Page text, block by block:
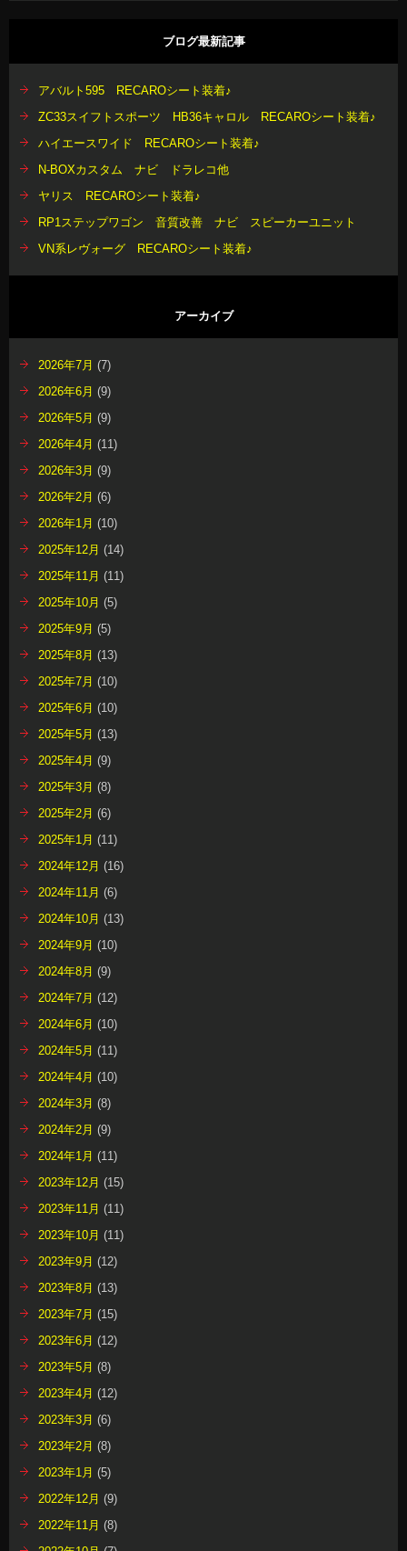
ブログ最新記事
アバルト595 RECAROシート装着♪
ZC33スイフトスポーツ HB36キャロル RECAROシート装着♪
ハイエースワイド RECAROシート装着♪
N-BOXカスタム ナビ ドラレコ他
ヤリス RECAROシート装着♪
RP1ステップワゴン 音質改善 ナビ スピーカーユニット
VN系レヴォーグ RECAROシート装着♪
アーカイブ
2026年7月 (7)
2026年6月 (9)
2026年5月 (9)
2026年4月 (11)
2026年3月 (9)
2026年2月 (6)
2026年1月 (10)
2025年12月 (14)
2025年11月 (11)
2025年10月 (5)
2025年9月 (5)
2025年8月 (13)
2025年7月 (10)
2025年6月 (10)
2025年5月 (13)
2025年4月 (9)
2025年3月 (8)
2025年2月 (6)
2025年1月 (11)
2024年12月 (16)
2024年11月 (6)
2024年10月 (13)
2024年9月 (10)
2024年8月 (9)
2024年7月 (12)
2024年6月 (10)
2024年5月 (11)
2024年4月 (10)
2024年3月 (8)
2024年2月 (9)
2024年1月 (11)
2023年12月 (15)
2023年11月 (11)
2023年10月 (11)
2023年9月 (12)
2023年8月 (13)
2023年7月 (15)
2023年6月 (12)
2023年5月 (8)
2023年4月 (12)
2023年3月 (6)
2023年2月 (8)
2023年1月 (5)
2022年12月 (9)
2022年11月 (8)